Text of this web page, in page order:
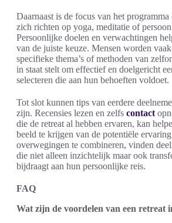
Daarnaast is de focus van het programma
zich richten op yoga, meditatie of
Persoonlijke doelen en verwachtingen
van de juiste keuze. Mensen worden
specifieke thema’s of methoden van
in staat stelt om effectief en doelgericht
selecteren die aan hun behoeften voldoet.
Tot slot kunnen tips van eerdere
zijn. Recensies lezen en zelfs contact
die de retreat al hebben ervaren, kan
beeld te krijgen van de potentiële
overwegingen te combineren, vinden
die niet alleen inzichtelijk maar ook
bijdraagt aan hun persoonlijke reis.
FAQ
Wat zijn de voordelen van een retreat